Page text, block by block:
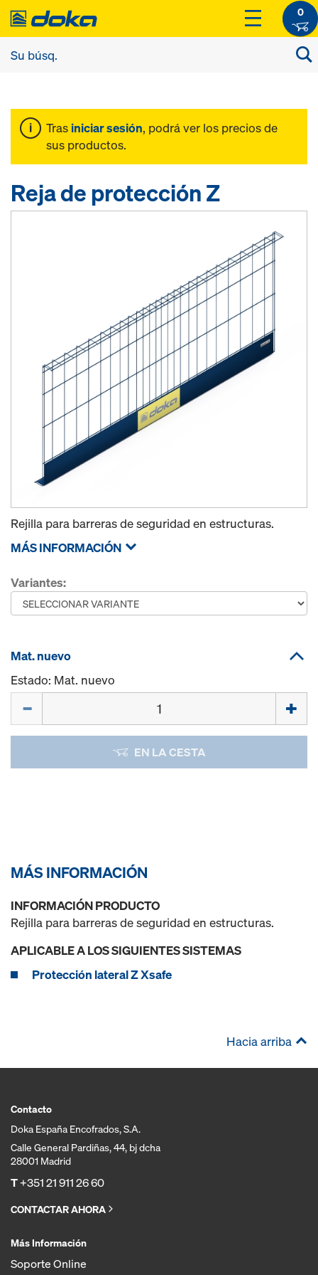
0
Tras iniciar sesión, podrá ver los precios de
sus productos.
Reja de protección Z
Rejilla para barreras de seguridad en estructuras.
MÁS INFORMACIÓN
Variantes:
Mat. nuevo
Estado: Mat. nuevo
EN LA CESTA
MÁS INFORMACIÓN
INFORMACIÓN PRODUCTO
Rejilla para barreras de seguridad en estructuras.
APLICABLE A LOS SIGUIENTES SISTEMAS
Protección lateral Z Xsafe
Hacia arriba
Contacto
Doka España Encofrados, S.A.
Calle General Pardiñas, 44, bj dcha
28001 Madrid
T+351 21 911 26 60
CONTACTAR AHORA
Más Información
Soporte Online